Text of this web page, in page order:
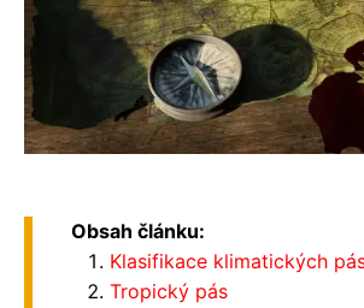
Obsah článku:
Klasifikace klimatických
Tropický pás